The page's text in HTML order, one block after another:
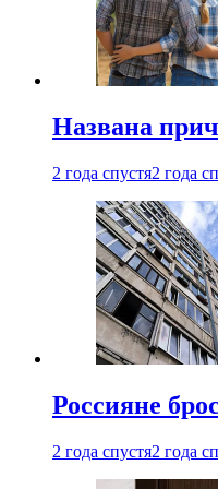
Названа
2 года спустя2 года
Россияне
2 года спустя2 года